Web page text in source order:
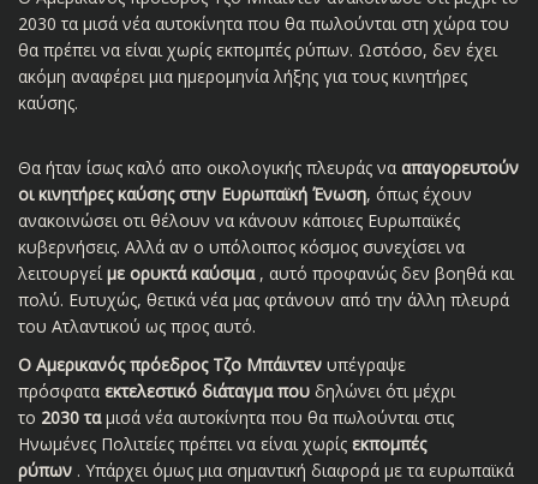
2030 τα μισά νέα αυτοκίνητα που θα πωλούνται στη χώρα του
θα πρέπει να είναι χωρίς εκπομπές ρύπων. Ωστόσο, δεν έχει
ακόμη αναφέρει μια ημερομηνία λήξης για τους κινητήρες
καύσης.
Θα ήταν ίσως καλό απο οικολογικής πλευράς να απαγορευτούν
οι κινητήρες καύσης στην Ευρωπαϊκή Ένωση, όπως έχουν
ανακοινώσει οτι θέλουν να κάνουν κάποιες Ευρωπαϊκές
κυβερνήσεις. Αλλά αν ο υπόλοιπος κόσμος συνεχίσει να
λειτουργείμε ορυκτά καύσιμα , αυτό προφανώς δεν βοηθά και
πολύ. Ευτυχώς, θετικά νέα μας φτάνουν από την άλλη πλευρά
του Ατλαντικού ως προς αυτό.
Ο Αμερικανός πρόεδρος Τζο Μπάιντεν υπέγραψε
πρόσφατα εκτελεστικό διάταγμα που δηλώνει ότι μέχρι
το 2030 ταμισά νέα αυτοκίνητα που θα πωλούνται στις
Ηνωμένες Πολιτείες πρέπει να είναι χωρίς εκπομπές
ρύπων . Υπάρχει όμως μια σημαντική διαφορά με τα ευρωπαϊκά